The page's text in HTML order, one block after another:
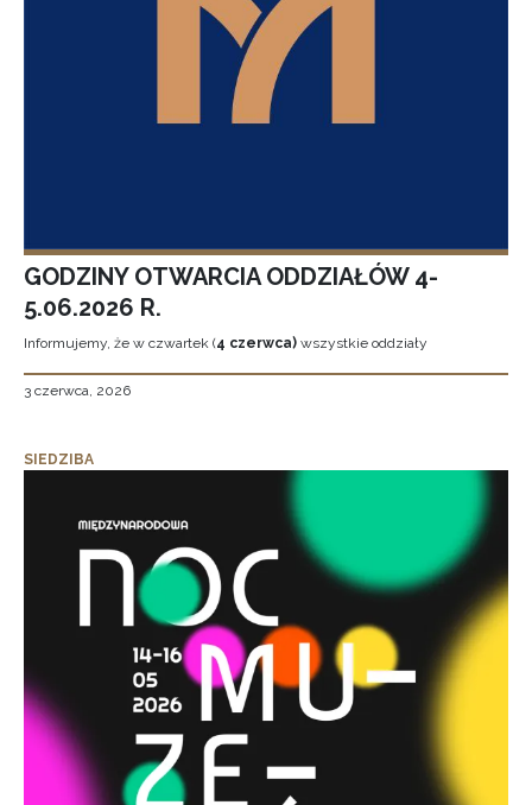
GODZINY OTWARCIA ODDZIAŁÓW 4-
5.06.2026 R.
Informujemy, że w czwartek (4 czerwca) wszystkie oddziały
3 czerwca, 2026
SIEDZIBA